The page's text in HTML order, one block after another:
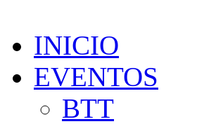
INICIO
EVENTOS
BTT